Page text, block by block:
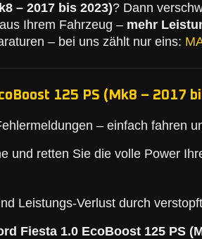
– 2017 bis 2023)? Dann
Ihrem Fahrzeug – mehr
– bei uns zählt nur eins:
125 PS (Mk8 – 2017
– einfach fahren
und retten Sie die volle Power
Leistungs-Verlust durch
Fiesta 1.0 EcoBoost 125 PS